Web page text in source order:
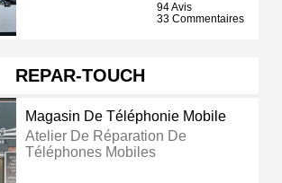
94 Avis
33 Commentaires
REPAR-TOUCH
Magasin De Téléphonie Mobile
Atelier De Réparation De
Téléphones Mobiles